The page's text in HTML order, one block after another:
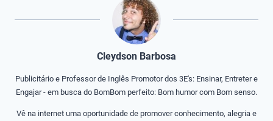
Cleydson Barbosa
Publicitário e Professor de Inglês Promotor dos 3E's: Ensinar, Entreter e
Engajar - em busca do BomBom perfeito: Bom humor com Bom senso.
Vê na internet uma oportunidade de promover conhecimento, alegria e